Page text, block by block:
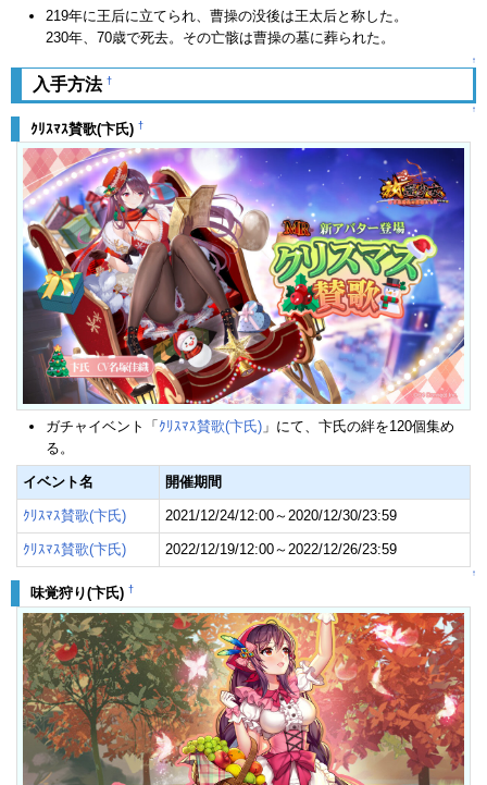
219年に王后に立てられ、曹操の没後は王太后と称した。
230年、70歳で死去。その亡骸は曹操の墓に葬られた。
↑
入手方法 †
↑
ｸﾘｽﾏｽ賛歌(卞氏) †
ガチャイベント「 ｸﾘｽﾏｽ賛歌(卞氏) 」にて、卞氏の絆を120個集め
る。
イベント名 開催期間
ｸﾘｽﾏｽ賛歌(卞氏) 2021/12/24/12:00～2020/12/30/23:59
ｸﾘｽﾏｽ賛歌(卞氏) 2022/12/19/12:00～2022/12/26/23:59
↑
味覚狩り(卞氏) †